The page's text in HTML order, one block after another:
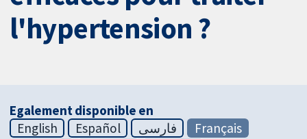
l'hypertension ?
Egalement disponible en
English
Español فارسی
Français